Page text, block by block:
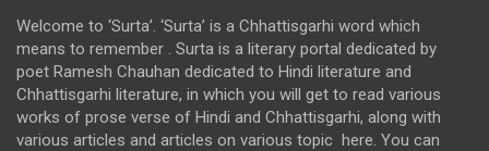
Welcome to ‘Surta’. ‘Surta’ is a Chhattisgarhi word which
means to remember . Surta is a literary portal dedicated by
poet Ramesh Chauhan dedicated to Hindi literature and
Chhattisgarhi literature, in which you will get to read various
works of prose verse of Hindi and Chhattisgarhi, along with
various articles and articles on various topic here. You can